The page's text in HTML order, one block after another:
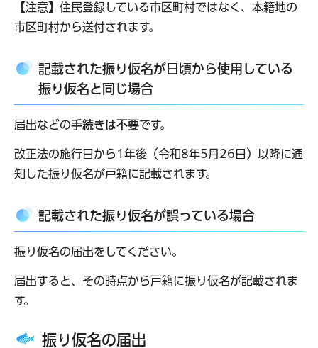
【注意】住民登録している市区町村ではなく、本籍地の
市区町村から送付されます。
記載された振り仮名が日頃から使用している
振り仮名と同じ場合
届出などの手続きは不要です。
改正法の施行日から1年後（令和8年5月26日）以降に通
知した振り仮名が戸籍に記載されます。
記載された振り仮名が誤っている場合
振り仮名の届出をしてください。
届出すると、その時点から戸籍に振り仮名が記載されま
す。
振り仮名の届出